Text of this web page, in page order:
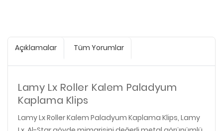
Açıklamalar Tüm Yorumlar
Lamy Lx Roller Kalem Paladyum
Kaplama Klips
Lamy Lx Roller Kalem Paladyum Kaplama Klips, Lamy